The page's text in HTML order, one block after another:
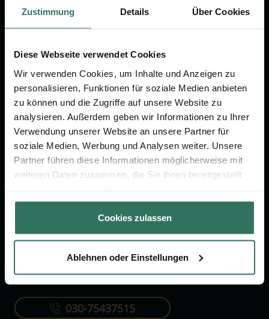
Zustimmung Details Über Cookies
Diese Webseite verwendet Cookies
Wir verwenden Cookies, um Inhalte und Anzeigen zu
personalisieren, Funktionen für soziale Medien anbieten
zu können und die Zugriffe auf unsere Website zu
analysieren. Außerdem geben wir Informationen zu Ihrer
Verwendung unserer Website an unsere Partner für
soziale Medien, Werbung und Analysen weiter. Unsere
Partner führen diese Informationen möglicherweise mit
weiteren Daten zusammen, die Sie ihnen bereitgestellt
gesammelt haben.
Cookies zulassen
Ablehnen oder Einstellungen
Vorsorge.
Jetzt beraten lassen
FÜR SIE
Vergleich
Ratgeber
Verzeichnis
Über uns
FÜR BESTATTER
Online-Portal
Kostenlos registrieren
030-75437515